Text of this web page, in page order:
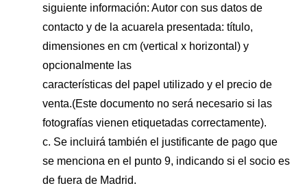
siguiente información: Autor con sus datos de
contacto y de la acuarela presentada: título,
dimensiones en cm (vertical x horizontal) y
opcionalmente las
características del papel utilizado y el precio de
venta.(Este documento no será necesario si las
fotografías vienen etiquetadas correctamente).
c. Se incluirá también el justificante de pago que
se menciona en el punto 9, indicando si el socio es
de fuera de Madrid.